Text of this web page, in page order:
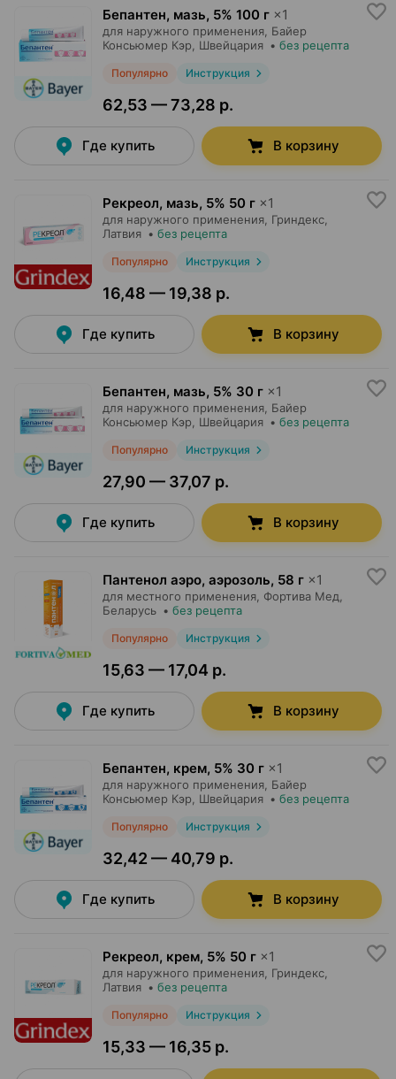
Бепантен, мазь, 5% 100 г ×1
для наружного применения, Байер
Консьюмер Кэр , Швейцария • без рецепта
Популярно Инструкция
62,53 — 73,28 р.
Где купить В корзину
Рекреол, мазь, 5% 50 г ×1
для наружного применения, Гриндекс
Латвия • без рецепта
Популярно Инструкция
16,48 — 19,38 р.
Где купить В корзину
Бепантен, мазь, 5% 30 г ×1
для наружного применения, Байер
Консьюмер Кэр , Швейцария • без рецепта
Популярно Инструкция
27,90 — 37,07 р.
Где купить В корзину
Пантенол аэро, аэрозоль, 58 г ×1
для местного применения, Фортива Мед
Беларусь • без рецепта
Популярно Инструкция
15,63 — 17,04 р.
Где купить В корзину
Бепантен, крем, 5% 30 г ×1
для наружного применения, Байер
Консьюмер Кэр , Швейцария • без рецепта
Популярно Инструкция
32,42 — 40,79 р.
Где купить В корзину
Рекреол, крем, 5% 50 г ×1
для наружного применения, Гриндекс
Латвия • без рецепта
Популярно Инструкция
15,33 — 16,35 р.